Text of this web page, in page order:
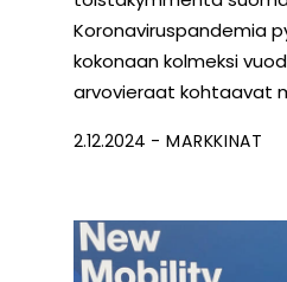
Koronaviruspandemia
kokonaan kolmeksi
arvovieraat kohtaavat
2.12.2024 MARKKINAT